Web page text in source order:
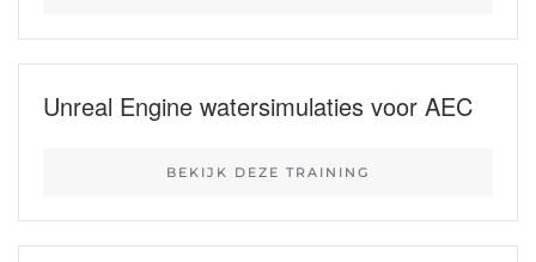
Unreal Engine watersimulaties voor AEC
BEKIJK DEZE TRAINING